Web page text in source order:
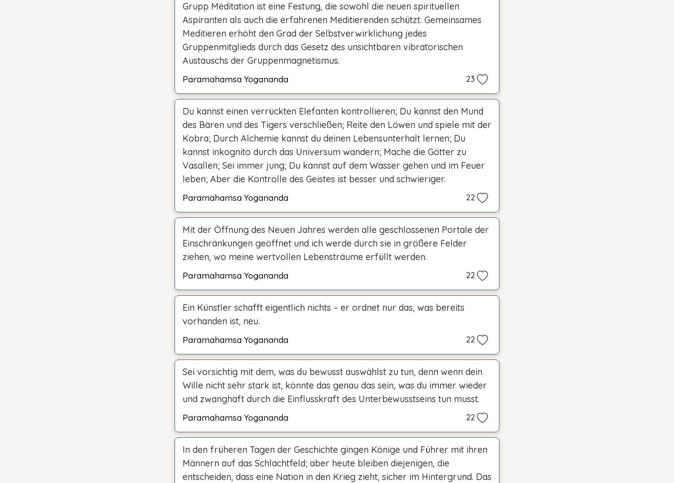
Grupp Meditation ist eine Festung, die sowohl die neuen spirituellen
Aspiranten als auch die erfahrenen Meditierenden schützt. Gemeinsames
Meditieren erhöht den Grad der Selbstverwirklichung jedes
Gruppenmitglieds durch das Gesetz des unsichtbaren vibratorischen
Austauschs der Gruppenmagnetismus.
Paramahamsa Yogananda 23
Du kannst einen verrückten Elefanten kontrollieren; Du kannst den Mund
des Bären und des Tigers verschließen; Reite den Löwen und spiele mit der
Kobra; Durch Alchemie kannst du deinen Lebensunterhalt lernen; Du
kannst inkognito durch das Universum wandern; Mache die Götter zu
Vasallen; Sei immer jung; Du kannst auf dem Wasser gehen und im Feuer
leben; Aber die Kontrolle des Geistes ist besser und schwieriger.
Paramahamsa Yogananda 22
Mit der Öffnung des Neuen Jahres werden alle geschlossenen Portale der
Einschränkungen geöffnet und ich werde durch sie in größere Felder
ziehen, wo meine wertvollen Lebensträume erfüllt werden.
Paramahamsa Yogananda 22
Ein Künstler schafft eigentlich nichts – er ordnet nur das, was bereits
vorhanden ist, neu.
Paramahamsa Yogananda 22
Sei vorsichtig mit dem, was du bewusst auswählst zu tun, denn wenn dein
Wille nicht sehr stark ist, könnte das genau das sein, was du immer wieder
und zwanghaft durch die Einflusskraft des Unterbewusstseins tun musst.
Paramahamsa Yogananda 22
In den früheren Tagen der Geschichte gingen Könige und Führer mit ihren
Männern auf das Schlachtfeld; aber heute bleiben diejenigen, die
entscheiden, dass eine Nation in den Krieg zieht, sicher im Hintergrund. Das